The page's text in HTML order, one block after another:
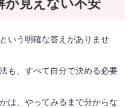
いう明確な答えがありませ
も、すべて自分で決める必要
は、やってみるまで分からな